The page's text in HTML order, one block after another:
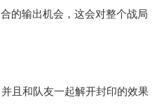
的输出机会，这会对整个战局
且和队友一起解开封印的效果